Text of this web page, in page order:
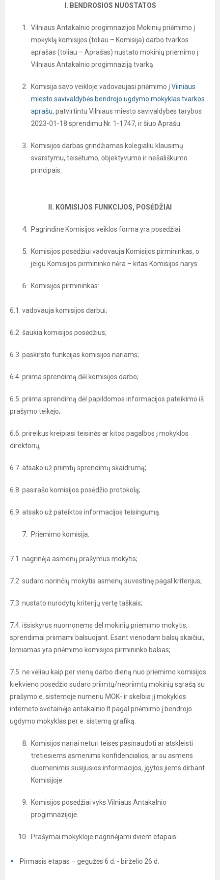
I. BENDROSIOS NUOSTATOS
Vilniaus Antakalnio progimnazijos Mokinių priėmimo į
mokyklą komisijos (toliau – Komisija) darbo tvarkos
aprašas (toliau – Aprašas) nustato mokinių priėmimo į
Vilniaus Antakalnio progimnaziją tvarką.
Komisija savo veikloje vadovaujasi priėmimo įVilniaus
miesto savivaldybės bendrojo ugdymo mokyklas tvarkos
aprašu, patvirtintu Vilniaus miesto savivaldybės tarybos
2023-01-18 sprendimu Nr. 1-1747, ir šiuo Aprašu.
Komisijos darbas grindžiamas kolegialiu klausimų
svarstymu, teisėtumo, objektyvumo ir nešališkumo
principais.
II. KOMISIJOS FUNKCIJOS, POSĖDŽIAI
Pagrindinė Komisijos veiklos forma yra posėdžiai.
Komisijos posėdžiui vadovauja Komisijos pirmininkas, o
jeigu Komisijos pirmininko nėra – kitas Komisijos narys.
Komisijos pirmininkas:
6.1. vadovauja komisijos darbui;
6.2. šaukia komisijos posėdžius;
6.3. paskirsto funkcijas komisijos nariams;
6.4. priima sprendimą dėl komisijos darbo;
6.5. priima sprendimą dėl papildomos informacijos pateikimo iš
prašymo teikėjo;
6.6. prireikus kreipiasi teisinės ar kitos pagalbos į mokyklos
direktorių;
6.7. atsako už priimtų sprendimų skaidrumą;
6.8. pasirašo komisijos posėdžio protokolą;
6.9. atsako už pateiktos informacijos teisingumą.
Priėmimo komisija:
7.1. nagrinėja asmenų prašymus mokytis;
7.2. sudaro norinčių mokytis asmenų suvestinę pagal kriterijus;
7.3. nustato nurodytų kriterijų vertę taškais;
7.4. išsiskyrus nuomonėms dėl mokinių priėmimo mokytis,
sprendimai priimami balsuojant. Esant vienodam balsų skaičiui,
lemiamas yra priėmimo komisijos pirmininko balsas;
7.5. ne vėliau kaip per vieną darbo dieną nuo priėmimo komisijos
kiekvieno posėdžio sudaro priimtų/nepriimtų mokinių sąrašą su
prašymo e. sistemoje numeriu MOK- ir skelbia jį mokyklos
interneto svetainėje antakalnio.lt pagal priėmimo į bendrojo
ugdymo mokyklas per e. sistemą grafiką.
Komisijos nariai neturi teisės pasinaudoti ar atskleisti
tretiesiems asmenims konfidencialios, ar su asmens
duomenimis susijusios informacijos, įgytos jiems dirbant
Komisijoje.
Komisijos posėdžiai vyks Vilniaus Antakalnio
progimnazijoje.
Prašymai mokykloje nagrinėjami dviem etapais:
Pirmasis etapas – gegužės 6 d. - birželio 26 d.